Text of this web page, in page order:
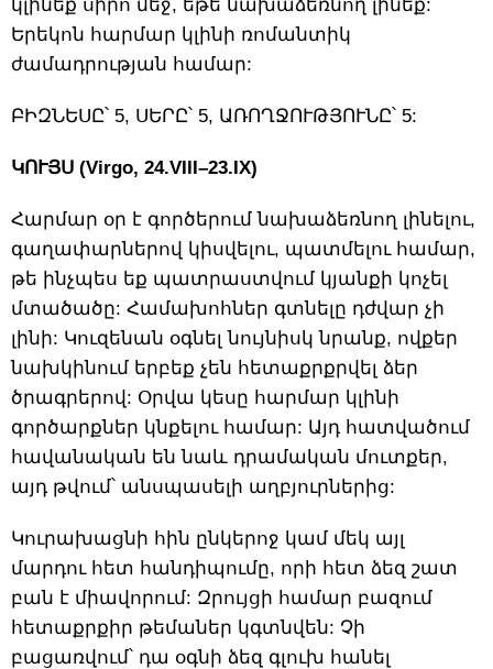
կլինեք սիրո մեջ, եթե նախաձեռնող լինեք:
Երեկոն հարմար կլինի ռոմանտիկ
ժամադրության համար:
ԲԻԶՆԵՍԸ՝ 5, ՍԵՐԸ՝ 5, ԱՌՈՂՋՈՒԹՅՈՒՆԸ՝ 5:
ԿՈՒՅՍ (Virgo, 24.VIII–23.IX)
Հարմար օր է գործերում նախաձեռնող լինելու,
գաղափարներով կիսվելու, պատմելու համար,
թե ինչպես եք պատրաստվում կյանքի կոչել
մտածածը: Համախոհներ գտնելը դժվար չի
լինի: Կուզենան օգնել նույնիսկ նրանք, ովքեր
նախկինում երբեք չեն հետաքրքրվել ձեր
ծրագրերով: Օրվա կեսը հարմար կլինի
գործարքներ կնքելու համար: Այդ հատվածում
հավանական են նաև դրամական մուտքեր,
այդ թվում՝ անսպասելի աղբյուրներից:
Կուրախացնի հին ընկերոջ կամ մեկ այլ
մարդու հետ հանդիպումը, որի հետ ձեզ շատ
բան է միավորում: Զրույցի համար բազում
հետաքրքիր թեմաներ կգտնվեն: Չի
բացառվում՝ դա օգնի ձեզ գլուխ հանել